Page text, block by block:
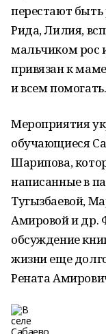
перестают
Рида, Лилия,
мальчиком рос
привязан к
и всем помогать.
Мероприятия
обучающиеся
Шарипова,
написанные в
Тугызбаевой,
Амировой и др.
обсуждение
жизни еще
Рената